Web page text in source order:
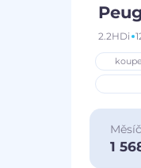
2.2HDi
1